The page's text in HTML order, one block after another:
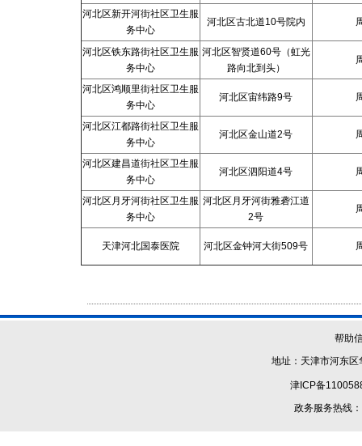
河北区新开河街社区卫生服
务中心
河北区古北道10号院内
河北区铁东路街社区卫生服
务中心
河北区智贤道60号（虹光
路向北到头）
河北区鸿顺里街社区卫生服
务中心
河北区宙纬路9号
河北区江都路街社区卫生服
务中心
河北区金山道2号
河北区建昌道街社区卫生服
务中心
河北区泗阳道4号
河北区月牙河街社区卫生服
务中心
河北区月牙河街雅砻江道
2号
天津河北国泰医院 河北区金钟河大街509号
帮助
地址：天津市河
津ICP备
政务服务热线